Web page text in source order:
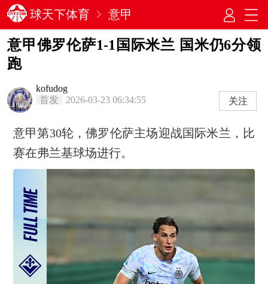
球天下体育 意甲
意甲佛罗伦萨1-1国际米兰 国米仍6分领
跑
kofudog
首发
2026-03-23 06:34:55 关注
意甲第30轮，佛罗伦萨主场迎战国际米兰，比
赛在弗兰基球场进行。